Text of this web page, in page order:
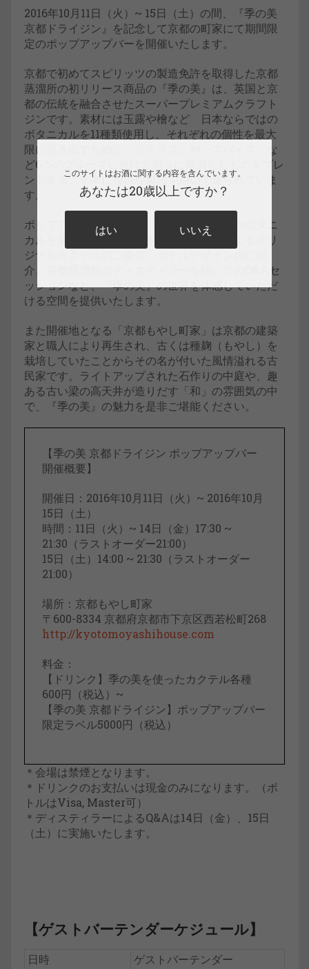
2016年10月11日（火）~ 15日（土）の間、『季の美
京都ドライジン』を記念して京都の町家にて期間限
定のポップアップバーを開催いたします。
京都で初めてスピリッツの製造免許を取得した京都
蒸溜所の初リリース商品の『季の美』は、英国と京
都の伝統を融合させたスーパープレミアムクラフト
ジンです。素材には玉露や檜など 日本ならではの
ボタニカルを11種類使用し、それぞれの個性を最大
限に引き出すために「シトラス」や「スパイス」な
ど6つのグループに分けて別々に蒸溜したものをブレ
ンドする、非常に独特な製法を用いて造られていま
す。
ポップアップバーでは、『季の美』の製法やボタニ
カルを展示する他、ゲストバーテンダーによるオリ
ジナルカクテルのご提供、ボトルデザインのご紹
介、京都蒸溜所のディスティラーを招いてのQ&Aセ
ッションなど、『季の美』の世界を体感していただ
ける空間を提供いたします。
また開催地となる「京都もやし町家」は京都の建築
家と職人により再生され、古くは種麹（もやし）を
栽培していたことからその名が付いた風情溢れる古
民家です。ライトアップされた石作りの中庭や、趣
ある古い梁の高天井が造りだす「和」の雰囲気の中
で、『季の美』の魅力を是非ご堪能ください。
【季の美 京都ドライジン ポップアップバー
開催概要】
開催日：2016年10月11日（火）~ 2016年10月
15日（土）
時間：11日（火）~ 14日（金）17:30 ~
21:30（ラストオーダー21:00）
15日（土）14:00 ~ 21:30（ラストオーダー
21:00）
場所：京都もやし町家
〒600-8334 京都府京都市下京区西若松町268
http://kyotomoyashihouse.com
料金：
【ドリンク】季の美を使ったカクテル各種
600円（税込）~
【季の美 京都ドライジン】ポップアップバー
限定ラベル5000円（税込）
＊会場は禁煙となります。
＊ドリンクのお支払いは現金のみになります。（ボ
トルはVisa, Master可）
＊ディスティラーによるQ&Aは14日（金）、15日
（土）に実施いたします。
【ゲストバーテンダーケジュール】
日時 ゲストバーテンダー
このサイトはお酒に関する内容を含んでいます。
あなたは20歳以上ですか？
はい いいえ